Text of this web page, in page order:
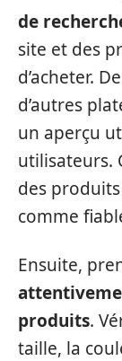
de
site et des
d’acheter.
d’autres
un aperçu
utilisateurs.
des
comme
Ensuite,
produits.
taille, la